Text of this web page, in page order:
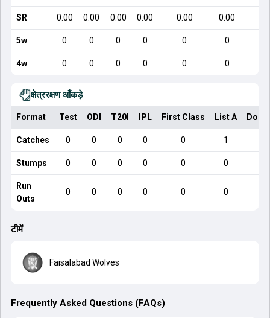
SR 0.00 0.00 0.00 0.00 0.00 0.00
5w 0 0 0 0 0 0
4w 0 0 0 0 0 0
क्षेत्ररक्षण आँकड़े
Format Test ODI T20I IPL First Class List A
Catches 0 0 0 0 0 1
Stumps 0 0 0 0 0 0
Run
Outs
0 0 0 0 0 0
टीमें
Faisalabad Wolves
Frequently Asked Questions (FAQs)